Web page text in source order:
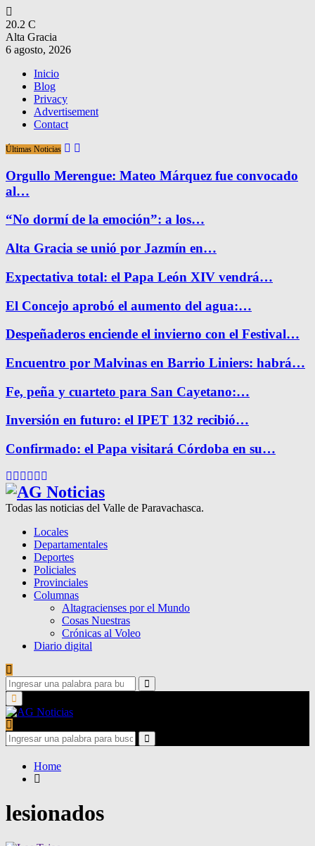
20.2 C
Alta Gracia
6 agosto, 2026
Inicio
Blog
Privacy
Advertisement
Contact
Últimas Noticias
Orgullo Merengue: Mateo Márquez fue convocado
al…
“No dormí de la emoción”: a los…
Alta Gracia se unió por Jazmín en…
Expectativa total: el Papa León XIV vendrá…
El Concejo aprobó el aumento del agua:…
Despeñaderos enciende el invierno con el Festival…
Encuentro por Malvinas en Barrio Liniers: habrá…
Fe, peña y cuarteto para San Cayetano:…
Inversión en futuro: el IPET 132 recibió…
Confirmado: el Papa visitará Córdoba en su…
Facebook
Twitter
Instagram
Pinterest
Google
Todas las noticias del Valle de Paravachasca.
Locales
Departamentales
Deportes
Policiales
Provinciales
Columnas
Altagracienses por el Mundo
Cosas Nuestras
Crónicas al Voleo
Diario digital
Search
for:
Search
Primary
Menu
Search
for:
Search
Home
lesionados